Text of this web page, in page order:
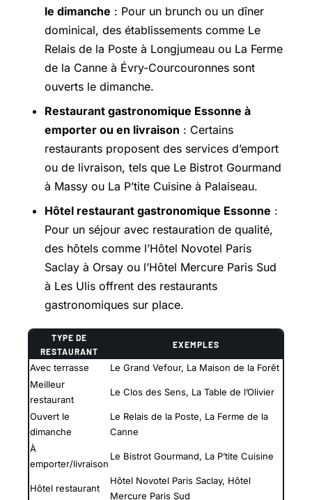
le dimanche : Pour un brunch ou un dîner
dominical, des établissements comme Le
Relais de la Poste à Longjumeau ou La Ferme
de la Canne à Évry-Courcouronnes sont
ouverts le dimanche.
Restaurant gastronomique Essonne à
emporter ou en livraison : Certains
restaurants proposent des services d’emport
ou de livraison, tels que Le Bistrot Gourmand
à Massy ou La P’tite Cuisine à Palaiseau.
Hôtel restaurant gastronomique Essonne :
Pour un séjour avec restauration de qualité,
des hôtels comme l’Hôtel Novotel Paris
Saclay à Orsay ou l’Hôtel Mercure Paris Sud
à Les Ulis offrent des restaurants
gastronomiques sur place.
TYPE DE
RESTAURANT
EXEMPLES
Avec terrasse
Le Grand Vefour, La Maison de la Forêt
Meilleur
restaurant
Le Clos des Sens, La Table de l’Olivier
Ouvert le
dimanche
Le Relais de la Poste, La Ferme de la
Canne
À
emporter/livraison
Le Bistrot Gourmand, La P’tite Cuisine
Hôtel restaurant
Hôtel Novotel Paris Saclay, Hôtel
Mercure Paris Sud